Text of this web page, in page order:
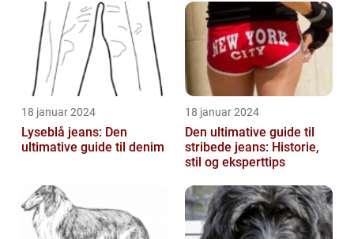
piger verden over
18 januar 2024
Lyseblå jeans: Den
ultimative guide til denim
18 januar 2024
Den ultimative guide til
stribede jeans: Historie,
stil og eksperttips